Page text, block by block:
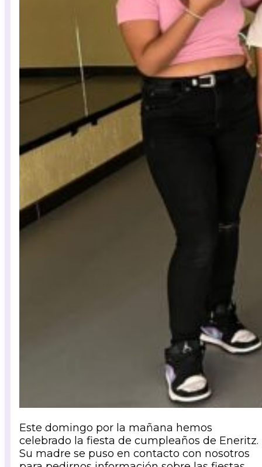
Este domingo por la mañana hemos
celebrado la fiesta de cumpleaños de Eneritz.
Su madre se puso en contacto con nosotros